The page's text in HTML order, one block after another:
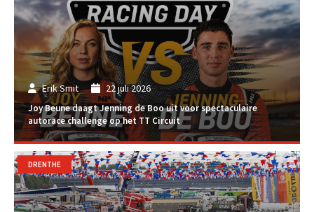
Erik Smit 22 juli 2026
Joy Beune daagt Jenning de Boo uit voor spectaculaire
autorace challenge op het TT Circuit
DRENTHE